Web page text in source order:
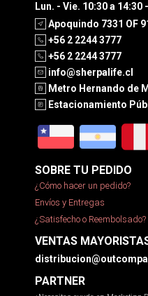
Lun. - Vie. 10:30 a 14:30
Apoquindo 7331 OF
+56 2 2244 3777
+56 2 2244 3777
info@sherpalife.cl
Metro Hernando de
Estacionamiento
SOBRE TU PEDIDO
¿Cómo hacer un pedido?
Envíos y Entregas
¿Satisfecho o Reembolsado?
VENTAS
PARTNER